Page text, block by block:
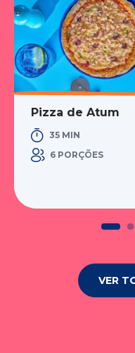
Pizza de Atum
35 MIN
6 PORÇÕES
VER